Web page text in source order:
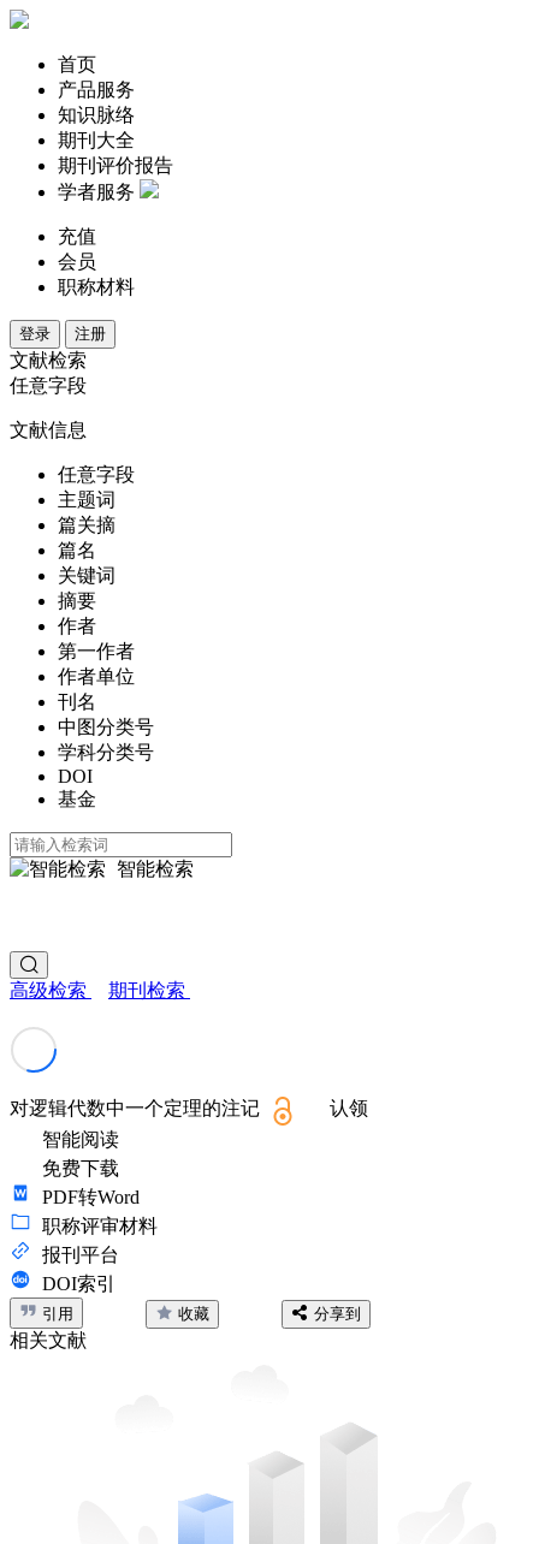
首页
产品服务
知识脉络
期刊大全
期刊评价报告
学者服务
充值
会员
职称材料
登录 注册
文献检索
任意字段
文献信息
任意字段
主题词
篇关摘
篇名
关键词
摘要
作者
第一作者
作者单位
刊名
中图分类号
学科分类号
DOI
基金
智能检索
高级检索 期刊检索
对逻辑代数中一个定理的注记
认领
智能阅读
免费下载
PDF转Word
职称评审材料
报刊平台
DOI索引
引用 收藏 分享到
相关文献